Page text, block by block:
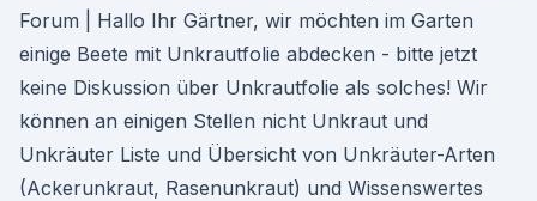
Forum | Hallo Ihr Gärtner, wir möchten im Garten
einige Beete mit Unkrautfolie abdecken - bitte jetzt
keine Diskussion über Unkrautfolie als solches! Wir
können an einigen Stellen nicht Unkraut und
Unkräuter Liste und Übersicht von Unkräuter-Arten
(Ackerunkraut, Rasenunkraut) und Wissenswertes